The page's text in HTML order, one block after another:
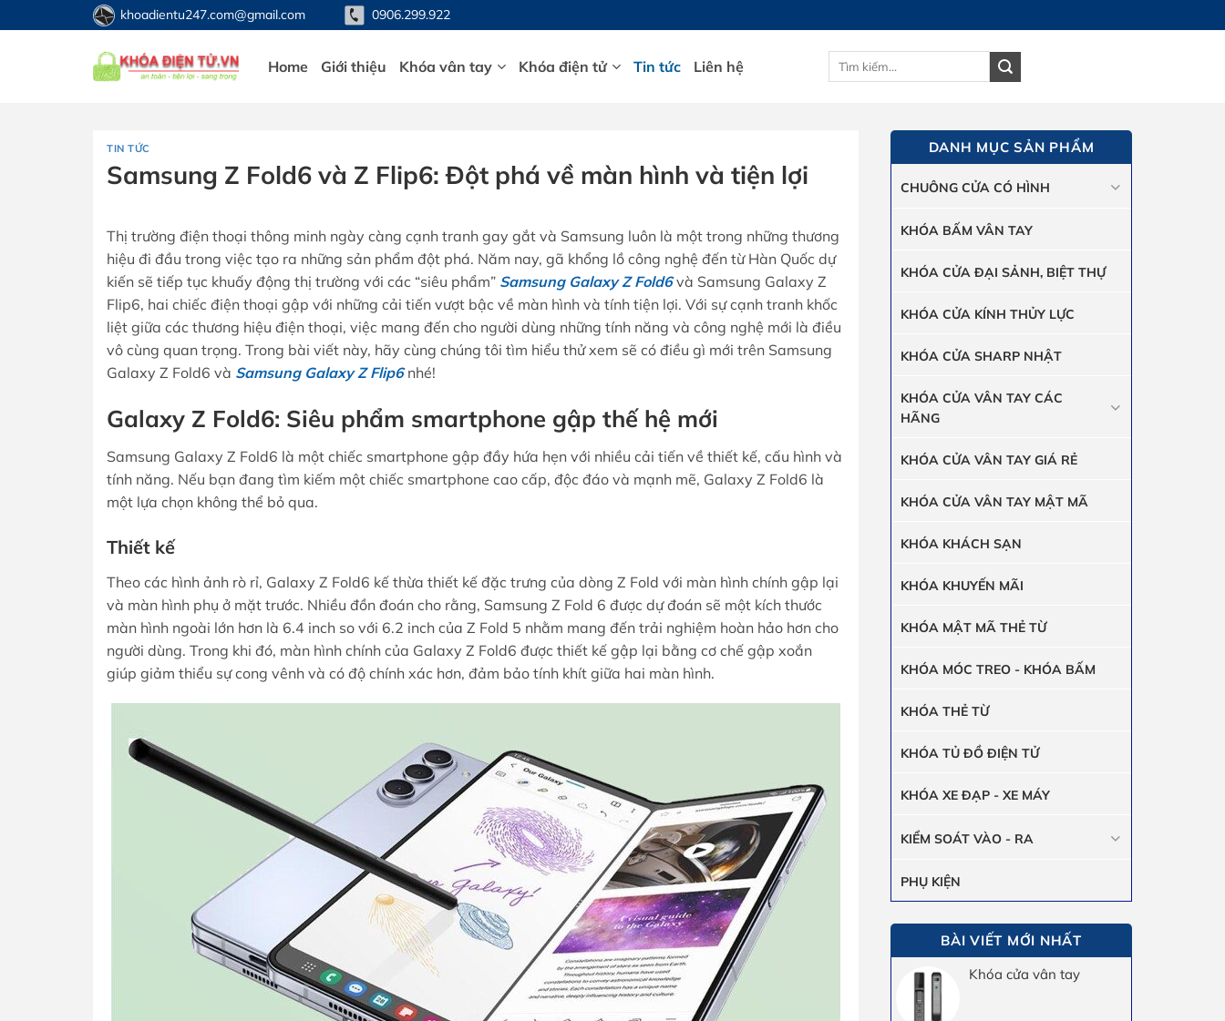
qua
khoadientu247.com@gmail.com 0906.299.922
Home Giới thiệu Khóa vân tay Khóa điện tử Tin tức Liên hệ
Tìm
TIN TỨC
Samsung Z Fold6 và Z Flip6: Đột phá về màn hình và tiện lợi
Thị trường điện thoại thông minh ngày càng cạnh tranh gay gắt và Samsung luôn là một trong những thương
hiệu đi đầu trong việc tạo ra những sản phẩm đột phá. Năm nay, gã khổng lồ công nghệ đến từ Hàn Quốc dự
kiến sẽ tiếp tục khuấy động thị trường với các “siêu phẩm” Samsung Galaxy Z Fold6và Samsung Galaxy Z
Flip6, hai chiếc điện thoại gập với những cải tiến vượt bậc về màn hình và tính tiện lợi. Với sự cạnh tranh khốc
liệt giữa các thương hiệu điện thoại, việc mang đến cho người dùng những tính năng và công nghệ mới là điều
vô cùng quan trọng. Trong bài viết này, hãy cùng chúng tôi tìm hiểu thử xem sẽ có điều gì mới trên Samsung
Galaxy Z Fold6 và Samsung Galaxy Z Flip6nhé!
Galaxy Z Fold6: Siêu phẩm smartphone gập thế hệ mới
Samsung Galaxy Z Fold6 là một chiếc smartphone gập đầy hứa hẹn với nhiều cải tiến về thiết kế, cấu hình và
tính năng. Nếu bạn đang tìm kiếm một chiếc smartphone cao cấp, độc đáo và mạnh mẽ, Galaxy Z Fold6 là
một lựa chọn không thể bỏ qua.
Thiết kế
Theo các hình ảnh rò rỉ, Galaxy Z Fold6 kế thừa thiết kế đặc trưng của dòng Z Fold với màn hình chính gập lại
và màn hình phụ ở mặt trước. Nhiều đồn đoán cho rằng, Samsung Z Fold 6 được dự đoán sẽ một kích thước
màn hình ngoài lớn hơn là 6.4 inch so với 6.2 inch của Z Fold 5 nhằm mang đến trải nghiệm hoàn hảo hơn cho
người dùng. Trong khi đó, màn hình chính của Galaxy Z Fold6 được thiết kế gập lại bằng cơ chế gập xoắn
giúp giảm thiểu sự cong vênh và có độ chính xác hơn, đảm bảo tính khít giữa hai màn hình.
DANH MỤC SẢN PHẨM
CHUÔNG CỬA CÓ HÌNH
KHÓA BẤM VÂN TAY
KHÓA CỬA ĐẠI SẢNH, BIỆT THỰ
KHÓA CỬA KÍNH THỦY LỰC
KHÓA CỬA SHARP NHẬT
KHÓA CỬA VÂN TAY CÁC
HÃNG
KHÓA CỬA VÂN TAY GIÁ RẺ
KHÓA CỬA VÂN TAY MẬT MÃ
KHÓA KHÁCH SẠN
KHÓA KHUYẾN MÃI
KHÓA MẬT MÃ THẺ TỪ
KHÓA MÓC TREO - KHÓA BẤM
KHÓA THẺ TỪ
KHÓA TỦ ĐỒ ĐIỆN TỬ
KHÓA XE ĐẠP - XE MÁY
KIỂM SOÁT VÀO - RA
PHỤ KIỆN
BÀI VIẾT MỚI NHẤT
Khóa cửa vân tay